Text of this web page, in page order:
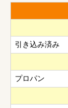
引き込み済み
プロパン